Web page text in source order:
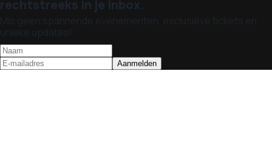
rechtstreeks in je inbox.
Mis geen spannende evenementen, exclusieve tickets en
unieke updates!